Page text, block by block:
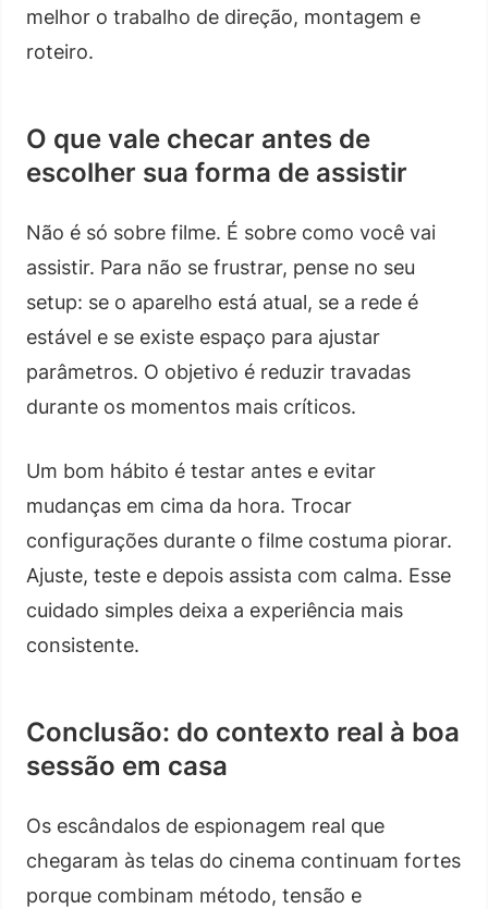
melhor o trabalho de direção, montagem e
roteiro.
O que vale checar antes de
escolher sua forma de assistir
Não é só sobre filme. É sobre como você vai
assistir. Para não se frustrar, pense no seu
setup: se o aparelho está atual, se a rede é
estável e se existe espaço para ajustar
parâmetros. O objetivo é reduzir travadas
durante os momentos mais críticos.
Um bom hábito é testar antes e evitar
mudanças em cima da hora. Trocar
configurações durante o filme costuma piorar.
Ajuste, teste e depois assista com calma. Esse
cuidado simples deixa a experiência mais
consistente.
Conclusão: do contexto real à boa
sessão em casa
Os escândalos de espionagem real que
chegaram às telas do cinema continuam fortes
porque combinam método, tensão e